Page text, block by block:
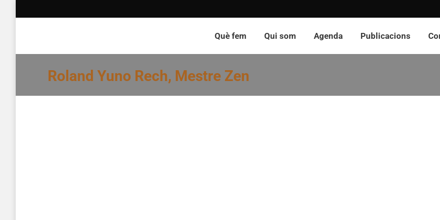
Què fem Qui som Agenda Publicacions
Roland Yuno Rech, Mestre Zen